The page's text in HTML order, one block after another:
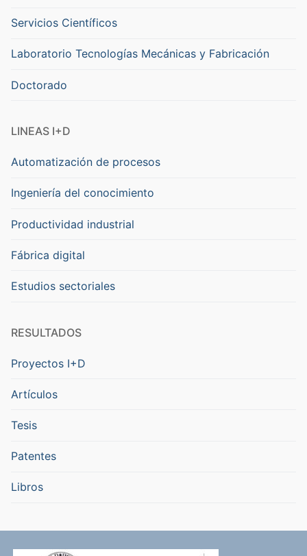
Servicios Científicos
Laboratorio Tecnologías Mecánicas y Fabricación
Doctorado
LINEAS I+D
Automatización de procesos
Ingeniería del conocimiento
Productividad industrial
Fábrica digital
Estudios sectoriales
RESULTADOS
Proyectos I+D
Artículos
Tesis
Patentes
Libros